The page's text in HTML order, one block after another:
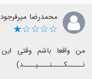
محمدرضا میرفرجود
☆☆☆☆★
نـــــکــــنــــیــــد)